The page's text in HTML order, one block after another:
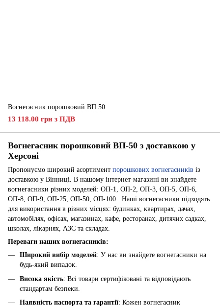
Вогнегасник порошковий ВП 50
13 118.00 грн з ПДВ
Вогнегасник порошковий ВП-50 з доставкою у
Херсоні
Пропонуємо широкий асортимент порошкових вогнегасників із
доставкою у Вінниці. В нашому інтернет-магазині ви знайдете
вогнегасники різних моделей: ОП-1, ОП-2, ОП-3, ОП-5, ОП-6,
ОП-8, ОП-9, ОП-25, ОП-50, ОП-100 . Наші вогнегасники підходять
для використання в різних місцях: будинках, квартирах, дачах,
автомобілях, офісах, магазинах, кафе, ресторанах, дитячих садках,
школах, лікарнях, АЗС та складах.
Переваги наших вогнегасників:
Широкий вибір моделей: У нас ви знайдете вогнегасники на
будь-який випадок.
Висока якість: Всі товари сертифіковані та відповідають
стандартам безпеки.
Наявність паспорта та гарантії: Кожен вогнегасник